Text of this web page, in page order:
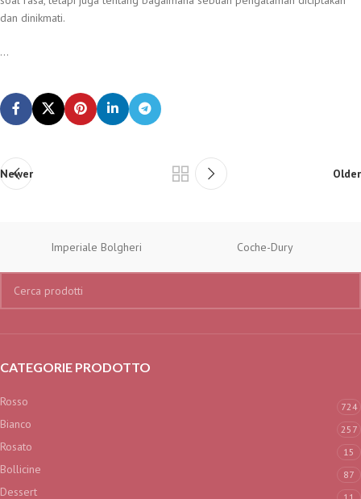
dan dinikmati.
...
Newer Older
Imperiale Bolgheri Coche-Dury
CATEGORIE PRODOTTO
Rosso 724
Bianco 257
Rosato 15
Bollicine 87
Dessert